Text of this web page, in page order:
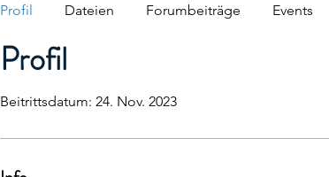
Profil
Beitrittsdatum: 24. Nov. 2023
Profil Dateien Forumbeiträge Events